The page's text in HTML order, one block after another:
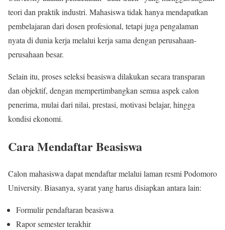
teori dan praktik industri. Mahasiswa tidak hanya mendapatkan
pembelajaran dari dosen profesional, tetapi juga pengalaman
nyata di dunia kerja melalui kerja sama dengan perusahaan-
perusahaan besar.
Selain itu, proses seleksi beasiswa dilakukan secara transparan
dan objektif, dengan mempertimbangkan semua aspek calon
penerima, mulai dari nilai, prestasi, motivasi belajar, hingga
kondisi ekonomi.
Cara Mendaftar Beasiswa
Calon mahasiswa dapat mendaftar melalui laman resmi Podomoro
University. Biasanya, syarat yang harus disiapkan antara lain:
Formulir pendaftaran beasiswa
Rapor semester terakhir